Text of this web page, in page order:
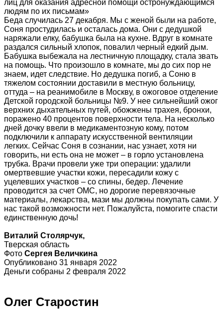
лиц для оказания адресной помощи остронуждающимся
людям по их письмам»
Беда случилась 27 декабря. Мы с женой были на работе,
Соня простудилась и осталась дома. Они с дедушкой
наряжали елку, бабушка была на кухне. Вдруг в комнате
раздался сильный хлопок, повалил черный едкий дым.
Бабушка выбежала на лестничную площадку, стала звать
на помощь. Что произошло в комнате, мы до сих пор не
знаем, идет следствие. Но дедушка погиб, а Соню в
тяжелом состоянии доставили в местную больницу,
оттуда – на реанимобиле в Москву, в ожоговое отделение
Детской городской больницы №9. У нее сильнейший ожог
верхних дыхательных путей, обожжены трахея, бронхи,
поражено 40 процентов поверхности тела. На несколько
дней дочку ввели в медикаментозную кому, потом
подключили к аппарату искусственной вентиляции
легких. Сейчас Соня в сознании, нас узнает, хотя ни
говорить, ни есть она не может – в горло установлена
трубка. Врачи провели уже три операции: удалили
омертвевшие участки кожи, пересадили кожу с
уцелевших участков – со спины, бедер. Лечение
проводится за счет ОМС, но дорогие перевязочные
материалы, лекарства, мази мы должны покупать сами. У
нас такой возможности нет. Пожалуйста, помогите спасти
единственную дочь!
Виталий Столярчук,
Тверская область
Фото Сергея Величкина
Опубликовано 31 января 2022
Деньги собраны 2 февраля 2022
Олег Старостин